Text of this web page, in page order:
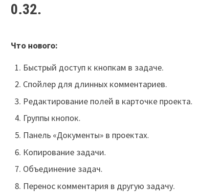
0.32.
Что нового:
Быстрый доступ к кнопкам в задаче.
Спойлер для длинных комментариев.
Редактирование полей в карточке проекта.
Группы кнопок.
Панель «Документы» в проектах.
Копирование задачи.
Объединение задач.
Перенос комментария в другую задачу.